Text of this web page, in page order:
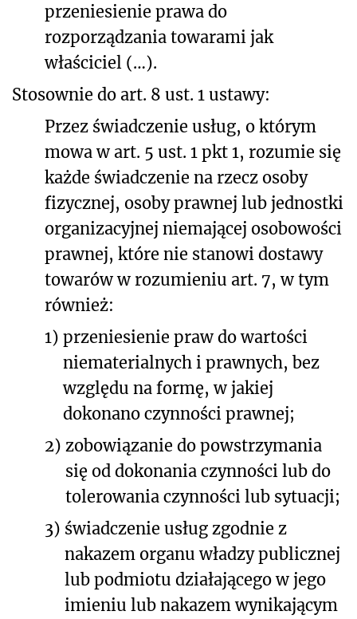
przeniesienie prawa do
rozporządzania towarami jak
właściciel (…).
Stosownie do art. 8 ust. 1 ustawy:
Przez świadczenie usług, o którym
mowa w art. 5 ust. 1 pkt 1, rozumie się
każde świadczenie na rzecz osoby
fizycznej, osoby prawnej lub jednostki
organizacyjnej niemającej osobowości
prawnej, które nie stanowi dostawy
towarów w rozumieniu art. 7, w tym
również:
1) przeniesienie praw do wartości
niematerialnych i prawnych, bez
względu na formę, w jakiej
dokonano czynności prawnej;
2) zobowiązanie do powstrzymania
się od dokonania czynności lub do
tolerowania czynności lub sytuacji;
3) świadczenie usług zgodnie z
nakazem organu władzy publicznej
lub podmiotu działającego w jego
imieniu lub nakazem wynikającym